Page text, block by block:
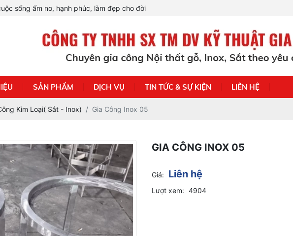
sống ấm no, hạnh phúc, làm đẹp cho đời
SẢN PHẨM DỊCH VỤ TIN TỨC & SỰ KIỆN LIÊN HỆ
Kim Loại( Sắt - Inox) Gia Công Inox 05
GIA CÔNG INOX 05
Giá: Liên hệ
Lượt xem: 4904